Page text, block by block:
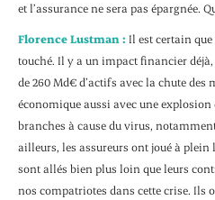
et l’assurance ne sera pas épargnée.
Florence Lustman : Il est certain
touché. Il y a un impact financier
de 260 Md€ d’actifs avec la chute
économique aussi avec une
branches à cause du virus,
ailleurs, les assureurs ont joué à plein
sont allés bien plus loin que leurs
nos compatriotes dans cette crise. Ils